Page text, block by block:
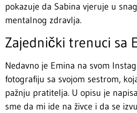
pokazuje da Sabina vjeruje u
mentalnog zdravlja.
Zajednički trenuci sa
Nedavno je Emina na svom
fotografiju sa svojom sestrom,
pažnju pratitelja. U opisu je
sme da mi ide na živce i da se